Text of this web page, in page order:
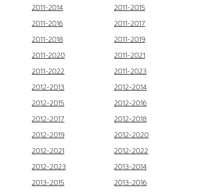
2011-2014
2011-2015
2011-2016
2011-2017
2011-2018
2011-2019
2011-2020
2011-2021
2011-2022
2011-2023
2012-2013
2012-2014
2012-2015
2012-2016
2012-2017
2012-2018
2012-2019
2012-2020
2012-2021
2012-2022
2012-2023
2013-2014
2013-2015
2013-2016